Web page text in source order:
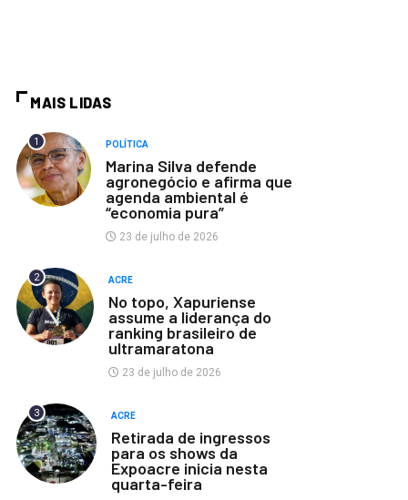
MAIS LIDAS
1 POLÍTICA
Marina Silva defende
agronegócio e afirma que
agenda ambiental é
“economia pura”
23 de julho de 2026
2 ACRE
No topo, Xapuriense
assume a liderança do
ranking brasileiro de
ultramaratona
23 de julho de 2026
3 ACRE
Retirada de ingressos
para os shows da
Expoacre inicia nesta
quarta-feira